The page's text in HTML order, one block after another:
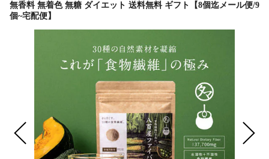
無香料 無着色 無糖 ダイエット 送料無料 ギフト【8個迄メール便/9
個~宅配便】